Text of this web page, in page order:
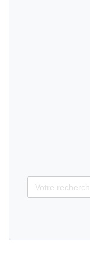
Search
for: